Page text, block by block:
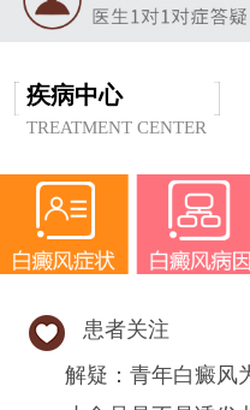
疾病中心
TREATMENT CENTER
患者关注
解疑：青年白癜风